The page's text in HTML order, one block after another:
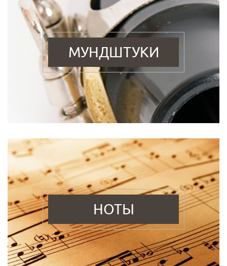
МУНДШТУКИ
НОТЫ